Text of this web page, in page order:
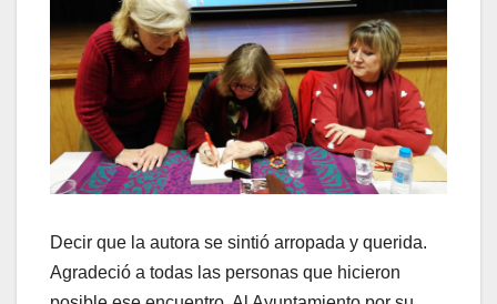
Decir que la autora se sintió arropada y querida.
Agradeció a todas las personas que hicieron